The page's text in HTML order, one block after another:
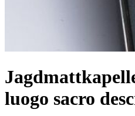
luogo sacro